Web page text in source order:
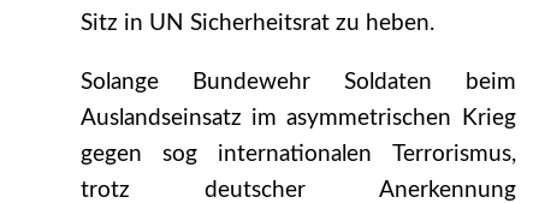
Sitz in UN Sicherheitsrat zu heben.
Solange Bundewehr Soldaten beim
Auslandseinsatz im asymmetrischen Krieg
gegen sog internationalen Terrorismus,
trotz deutscher Anerkennung